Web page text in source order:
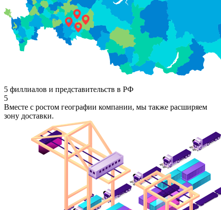
5 филлиалов и представительств в РФ
5
Вместе с ростом географии компании, мы также расширяем
зону доставки.